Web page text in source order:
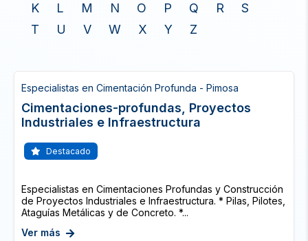
K
L M N O P Q R
S
T
U V W X Y Z
Especialistas en Cimentación Profunda - Pimosa
Cimentaciones-profundas, Proyectos
Industriales e Infraestructura
Destacado
Especialistas en Cimentaciones Profundas y Construcción
de Proyectos Industriales e Infraestructura. * Pilas, Pilotes,
Ataguías Metálicas y de Concreto. *...
Ver más